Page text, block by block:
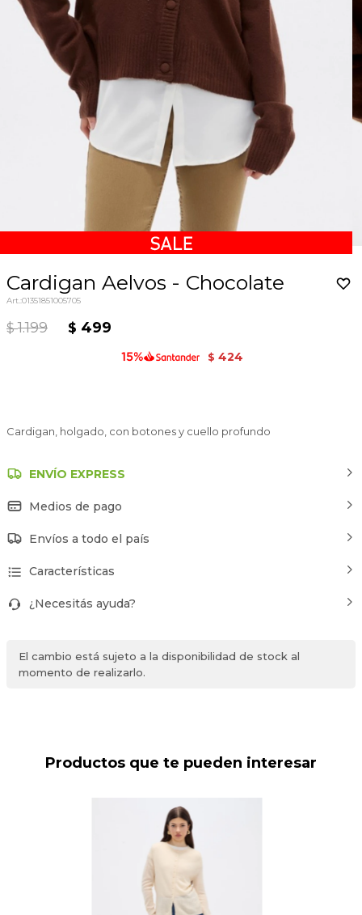
Cardigan Aelvos - Chocolate
01351851005705
$ 1.199 $ 499
$ 424
Cardigan, holgado, con botones y cuello profundo
ENVÍO EXPRESS
Medios de pago
Envíos a todo el país
Características
¿Necesitás ayuda?
El cambio está sujeto a la disponibilidad de stock al
momento de realizarlo.
Productos que te pueden interesar